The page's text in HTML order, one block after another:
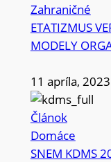
Zahraničné
ETATIZMUS
MODELY
11 apríla, 2023
Článok
Domáce
SNEM KDMS